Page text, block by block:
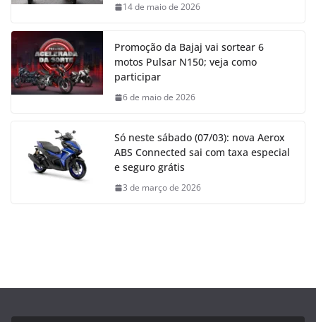
14 de maio de 2026
Promoção da Bajaj vai sortear 6
motos Pulsar N150; veja como
participar
6 de maio de 2026
Só neste sábado (07/03): nova Aerox
ABS Connected sai com taxa especial
e seguro grátis
3 de março de 2026